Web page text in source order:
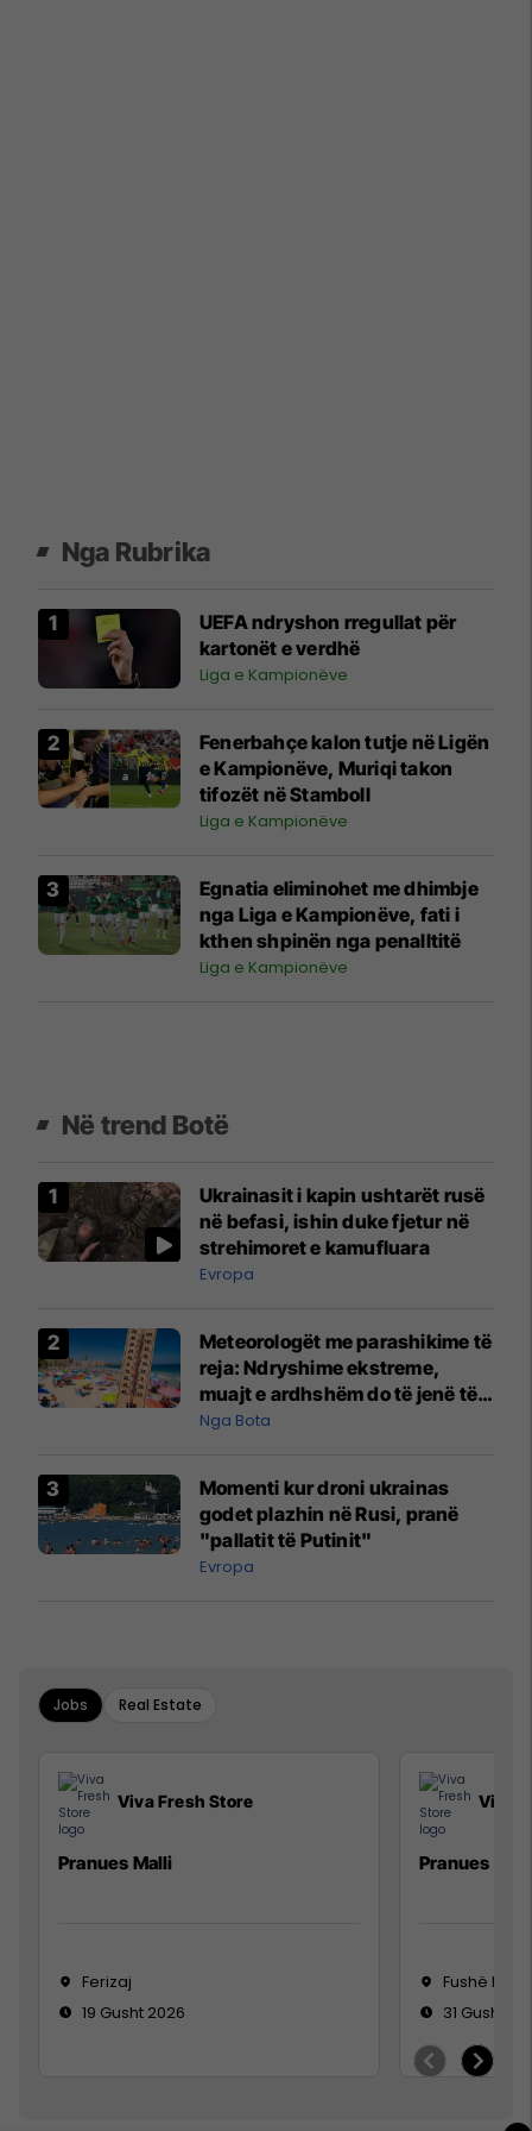
Nga Rubrika
UEFA ndryshon rregullat për
kartonët e verdhë
Liga e Kampionëve
Fenerbahçe kalon tutje në Ligën
e Kampionëve, Muriqi takon
tifozët në Stamboll
Liga e Kampionëve
Egnatia eliminohet me dhimbje
nga Liga e Kampionëve, fati i
kthen shpinën nga penalltitë
Liga e Kampionëve
Në trend Botë
Ukrainasit i kapin ushtarët rusë
në befasi, ishin duke fjetur në
strehimoret e kamufluara
Evropa
Meteorologët me parashikime të
reja: Ndryshime ekstreme,
muajt e ardhshëm do të jenë të
pazakontë
Nga Bota
Momenti kur droni ukrainas
godet plazhin në Rusi, pranë
"pallatit të Putinit"
Evropa
Jobs Real Estate
Viva Fresh Store
Pranues Malli
Ferizaj
19 Gusht 2026
Viva
Pranues
Fushë
31 Gusht